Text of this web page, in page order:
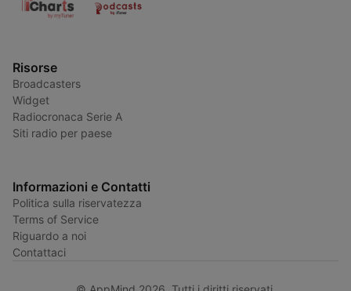
Risorse
Broadcasters
Widget
Radiocronaca Serie A
Siti radio per paese
Informazioni e Contatti
Politica sulla riservatezza
Terms of Service
Riguardo a noi
Contattaci